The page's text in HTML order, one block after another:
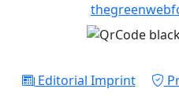
Editorial Imprint